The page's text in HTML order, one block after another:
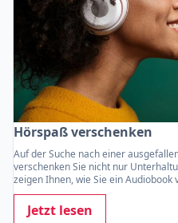
Hörspaß verschenken
Auf der Suche nach einer
verschenken Sie nicht nur
zeigen Ihnen, wie Sie ein Audiobook
Jetzt lesen